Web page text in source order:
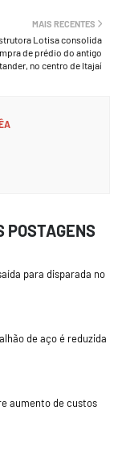
MAIS RECENTES
Lotisa consolida
de prédio do antigo
no centro de Itajaí
POSTAGENS
para disparada no
de aço é reduzida
aumento de custos